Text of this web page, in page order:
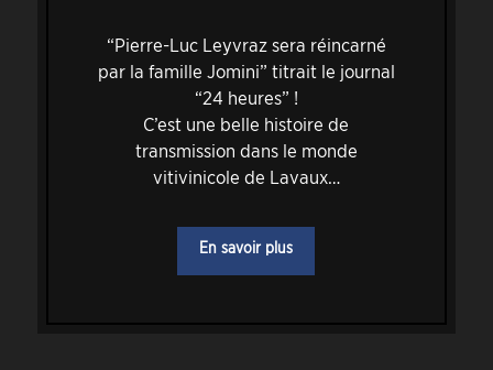
“Pierre-Luc Leyvraz sera réincarné
par la famille Jomini” titrait le journal
“24 heures” !
C’est une belle histoire de
transmission dans le monde
vitivinicole de Lavaux…
En savoir plus